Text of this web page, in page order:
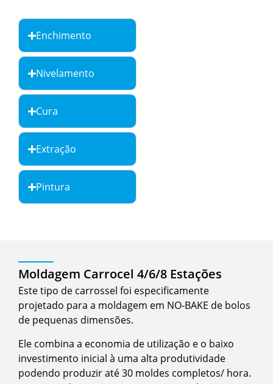
Enchimento
Nivelamento
Cura
Extração
Pintura
Moldagem Carrocel 4/6/8 Estações
Este tipo de carrossel foi especificamente
projetado para a moldagem em NO-BAKE de bolos
de pequenas dimensões.
Ele combina a economia de utilização e o baixo
investimento inicial à uma alta produtividade
podendo produzir até 30 moldes completos/ hora.